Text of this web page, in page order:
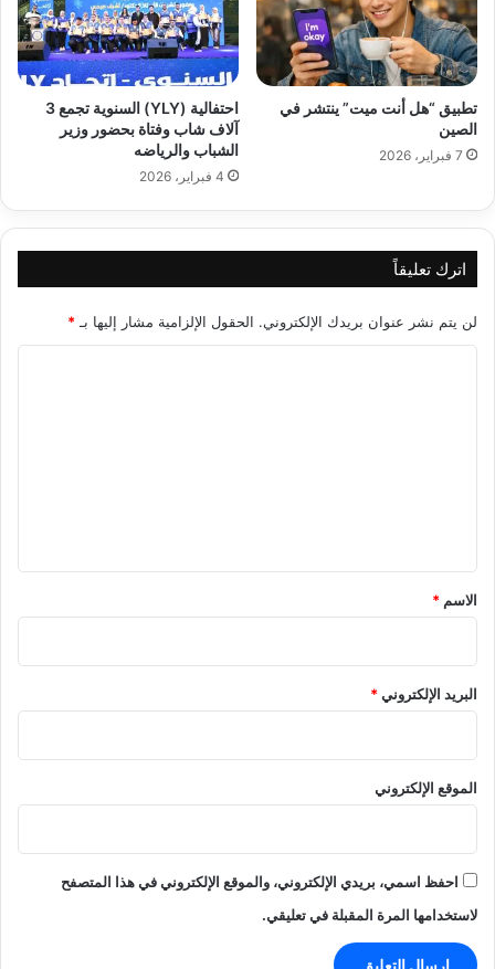
تطبيق “هل أنت ميت” ينتشر في
الصين
7 فبراير، 2026
احتفالية (YLY) السنوية تجمع 3
آلاف شاب وفتاة بحضور وزير
الشباب والرياضه
4 فبراير، 2026
اترك تعليقاً
لن يتم نشر عنوان بريدك الإلكتروني. الحقول الإلزامية مشار إليها بـ *
*
الاسم *
البريد الإلكتروني*
الموقع الإلكتروني
احفظ اسمي، بريدي الإلكتروني، والموقع الإلكتروني في هذا المتصفح
لاستخدامها المرة المقبلة في تعليقي.